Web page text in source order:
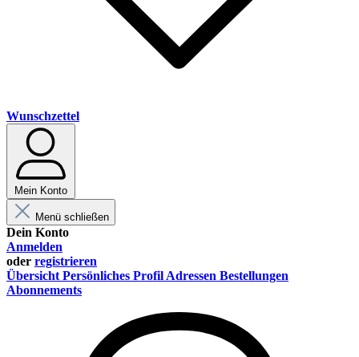
Wunschzettel
Mein Konto
Menü schließen
Dein Konto
Anmelden
oder registrieren
Übersicht Persönliches Profil Adressen Bestellungen
Abonnements